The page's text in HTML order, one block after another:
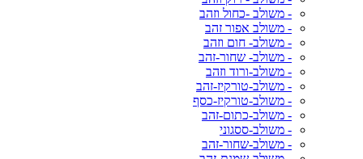
- משולב -כחול וזהב
- משולב אפור זהב
- משולב- חום וזהב
- משולב- שחור-זהב
- משולב-ורוד וזהב
- משולב-טורקיז-זהב
- משולב-טורקיז-כסף
- משולב-כתום-זהב
- משולב-ססגוני
- משולב-שחור-זהב